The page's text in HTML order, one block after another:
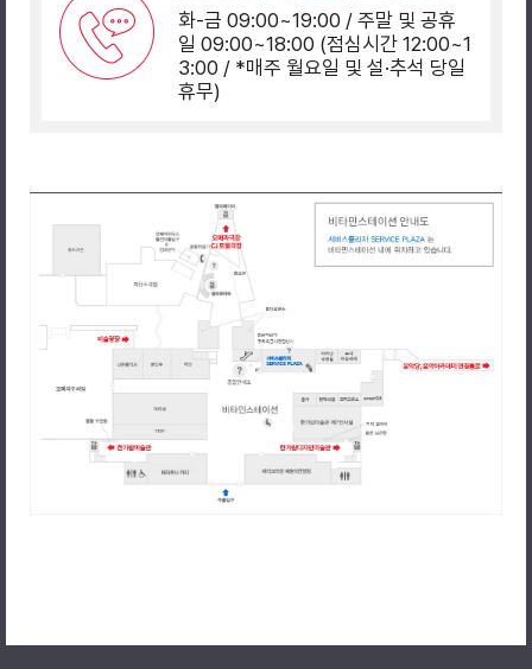
화-금 09:00~19:00 / 주말 및 공휴
일 09:00~18:00 (점심시간 12:00~1
3:00 / *매주 월요일 및 설·추석 당일
휴무)